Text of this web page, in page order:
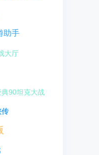
助手
大厅
典90坦克大战
传